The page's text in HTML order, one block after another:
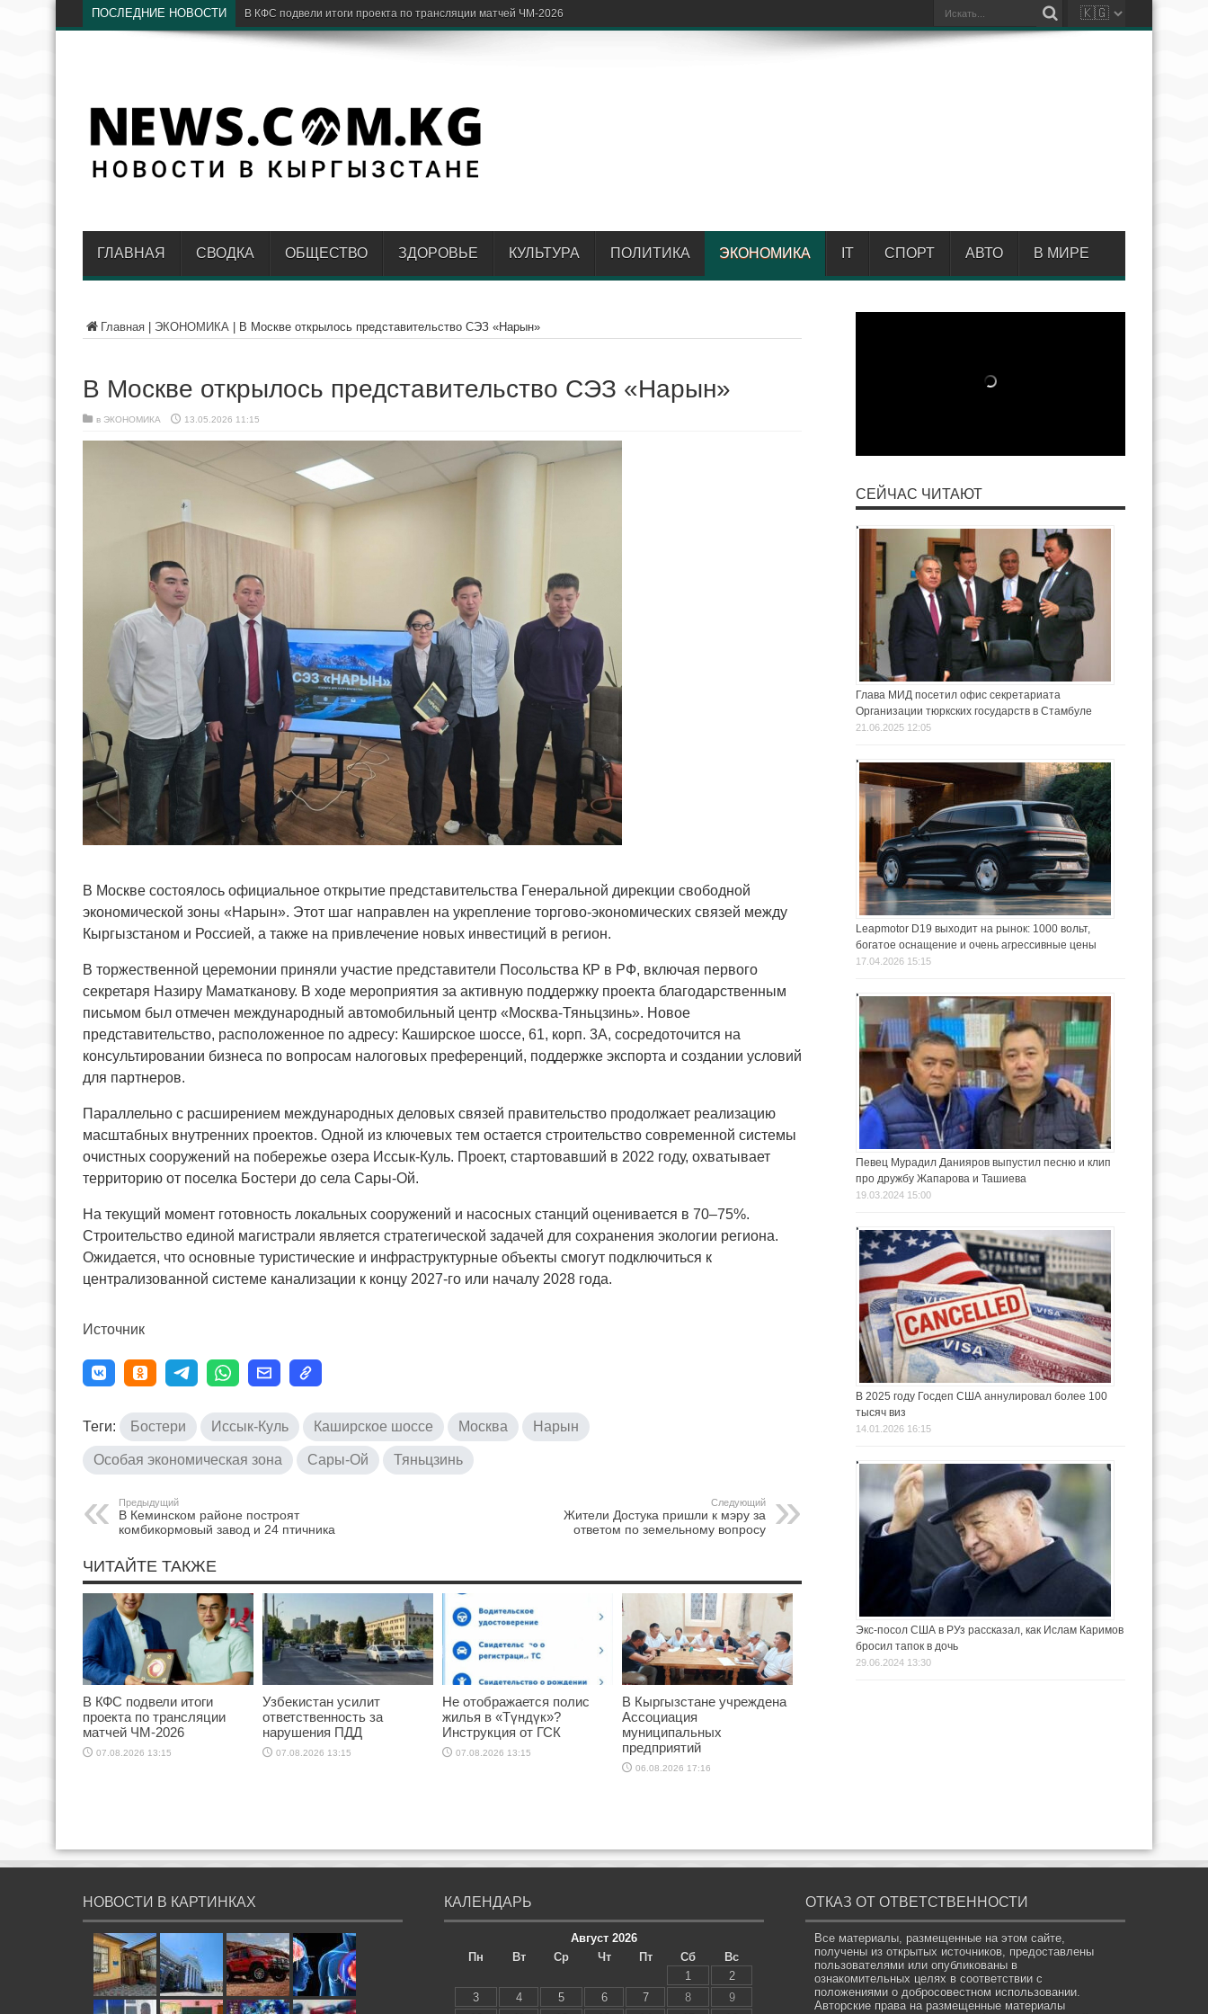
ПОСЛЕДНИЕ НОВОСТИ Узб
ГЛАВНАЯ СВОДКА ОБЩЕСТВО ЗДОРОВЬЕ КУЛЬТУРА ПОЛИТИКА ЭКОНОМИКА IT СПОРТ АВТО В МИРЕ
Главная ЭКОНОМИКА В Москве открылось представительство СЭЗ «Нарын»
В Москве открылось представительство СЭЗ «Нарын»
в ЭКОНОМИКА 13.05.2026 11:15
В Москве состоялось официальное открытие представительства Генеральной дирекции свободной
экономической зоны «Нарын». Этот шаг направлен на укрепление торгово-экономических связей между
Кыргызстаном и Россией, а также на привлечение новых инвестиций в регион.
В торжественной церемонии приняли участие представители Посольства КР в РФ, включая первого
секретаря Назиру Маматканову. В ходе мероприятия за активную поддержку проекта благодарственным
письмом был отмечен международный автомобильный центр «Москва-Тяньцзинь». Новое
представительство, расположенное по адресу: Каширское шоссе, 61, корп. 3А, сосредоточится на
консультировании бизнеса по вопросам налоговых преференций, поддержке экспорта и создании условий
для партнеров.
Параллельно с расширением международных деловых связей правительство продолжает реализацию
масштабных внутренних проектов. Одной из ключевых тем остается строительство современной системы
очистных сооружений на побережье озера Иссык-Куль. Проект, стартовавший в 2022 году, охватывает
территорию от поселка Бостери до села Сары-Ой.
На текущий момент готовность локальных сооружений и насосных станций оценивается в 70–75%.
Строительство единой магистрали является стратегической задачей для сохранения экологии региона.
Ожидается, что основные туристические и инфраструктурные объекты смогут подключиться к
централизованной системе канализации к концу 2027-го или началу 2028 года.
Источник
Теги: Бостери Иссык-Куль Каширское шоссе Москва Нарын
Особая экономическая зона Сары-Ой Тяньцзинь
Предыдущий
В Кеминском районе построят
комбикормовый завод и 24 птичника
Следующий
Жители Достука пришли к мэру за
ответом по земельному вопросу
ЧИТАЙТЕ ТАКЖЕ
В КФС подвели итоги
проекта по трансляции
матчей ЧМ-2026
07.08.2026 13:15
Узбекистан усилит
ответственность за
нарушения ПДД
07.08.2026 13:15
Не отображается полис
жилья в «Түндүк»?
Инструкция от ГСК
07.08.2026 13:15
В Кыргызстане учреждена
Ассоциация
муниципальных
предприятий
06.08.2026 17:16
СЕЙЧАС ЧИТАЮТ
Глава МИД посетил офис секретариата
Организации тюркских государств в Стамбуле
21.06.2025 12:05
Leapmotor D19 выходит на рынок: 1000 вольт,
богатое оснащение и очень агрессивные цены
17.04.2026 15:15
Певец Мурадил Данияров выпустил песню и клип
про дружбу Жапарова и Ташиева
19.03.2024 15:00
В 2025 году Госдеп США аннулировал более 100
тысяч виз
14.01.2026 16:15
Экс-посол США в РУз рассказал, как Ислам Каримов
бросил тапок в дочь
29.06.2024 13:30
НОВОСТИ В КАРТИНКАХ КАЛЕНДАРЬ
Август 2026
Пн
Вт Ср Чт Пт Сб
Вс
1
2
3
4 5 6 7 8
9
ОТКАЗ ОТ ОТВЕТСТВЕННОСТИ
Все материалы, размещенные на этом сайте,
получены из открытых источников, предоставлены
пользователями или опубликованы в
ознакомительных целях в соответствии с
положениями о добросовестном использовании.
Авторские права на размещенные материалы